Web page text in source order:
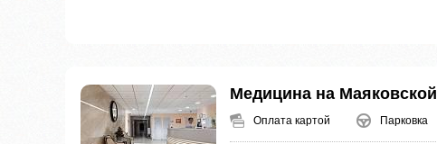
Медицина на Маяковской
Оплата картой Парковка